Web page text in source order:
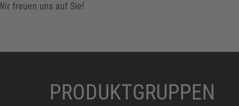
freuen uns auf Sie!
PRODUKTGRUPPEN